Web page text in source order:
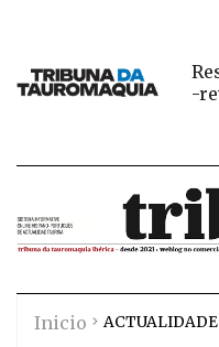
-
Inicio ACTUALIDADE